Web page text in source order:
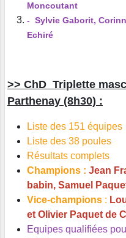
Moncoutant
- Sylvie Gaborit,
Echiré
>> ChD Triplette
Parthenay (8h30) :
Liste des 151 équipes
Liste des 38 poules
Résultats complets
Champions : Jean
babin, Samuel
Vice-champions :
et Olivier Paquet de
Equipes qualifiées